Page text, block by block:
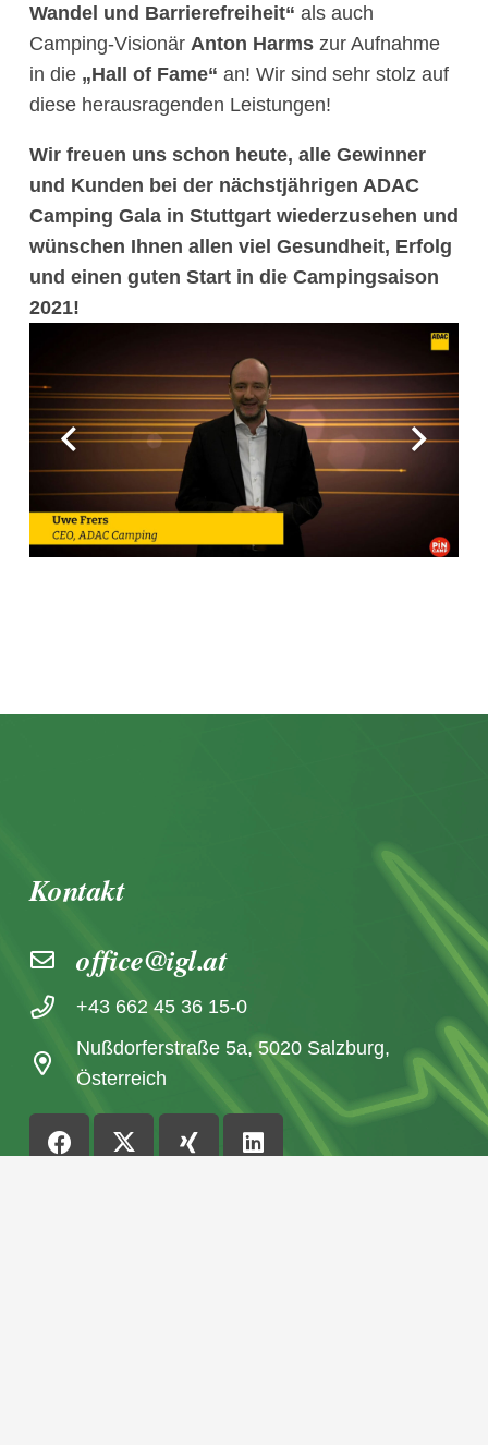
Wandel und Barrierefreiheit“ als auch
Camping-Visionär Anton Harms zur Aufnahme
in die „Hall of Fame“ an! Wir sind sehr stolz auf
diese herausragenden Leistungen!
Wir freuen uns schon heute, alle Gewinner
und Kunden bei der nächstjährigen ADAC
Camping Gala in Stuttgart wiederzusehen und
wünschen Ihnen allen viel Gesundheit, Erfolg
und einen guten Start in die Campingsaison
2021!
Kontakt
office@igl.at
+43 662 45 36 15-0
Nußdorferstraße 5a, 5020 Salzburg,
Österreich